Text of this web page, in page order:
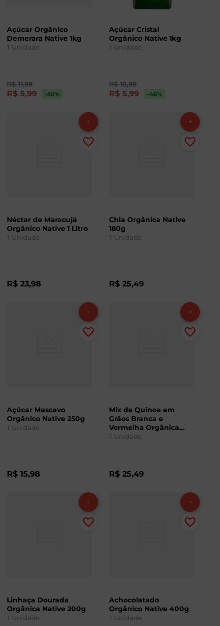
Açúcar Orgânico
Demerara Native 1kg
1 Unidade
R$ 11,98
R$ 5,99 -50%
Açúcar Cristal
Orgânico Native 1kg
1 Unidade
R$ 10,98
R$ 5,99 -46%
Néctar de Maracujá
Orgânico Native 1 Litro
1 Unidade
R$ 23,98
Chia Orgânica Native
180g
1 Unidade
R$ 25,49
Açúcar Mascavo
Orgânico Native 250g
1 Unidade
R$ 15,98
Mix de Quinoa em
Grãos Branca e
Vermelha Orgânica
Native 200g
1 Unidade
R$ 25,49
Linhaça Dourada
Orgânica Native 200g
1 Unidade
Achocolatado
Orgânico Native 400g
1 Unidade